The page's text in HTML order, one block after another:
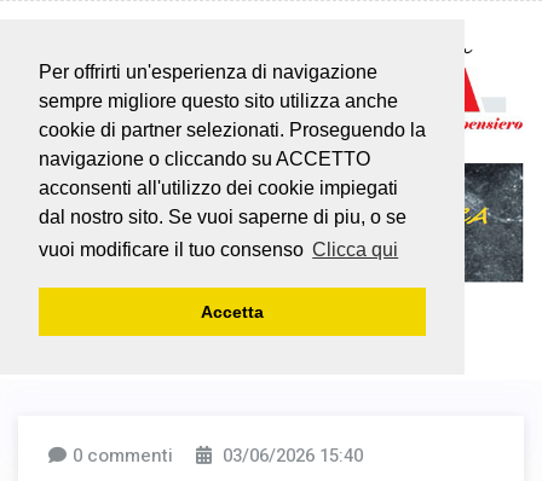
Per offrirti un'esperienza di navigazione
sempre migliore questo sito utilizza anche
cookie di partner selezionati. Proseguendo la
navigazione o cliccando su ACCETTO
acconsenti all'utilizzo dei cookie impiegati
dal nostro sito. Se vuoi saperne di piu, o se
vuoi modificare il tuo consenso Clicca qui
Accetta
0 commenti 03/06/2026 15:40